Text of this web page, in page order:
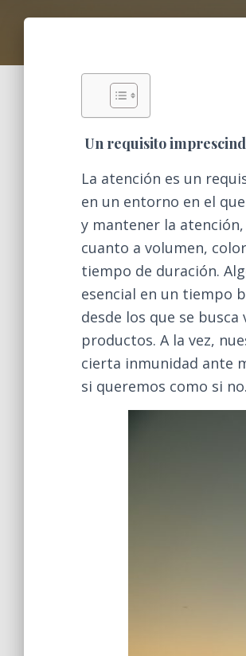
Un requisito
La atención es un
en un entorno en el
y mantener la
cuanto a volumen,
tiempo de duración.
esencial en un tiempo
desde los que se
productos. A la vez,
cierta inmunidad ante
si queremos como si no.